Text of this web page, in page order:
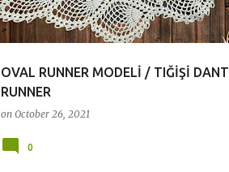
OVAL RUNNER MODELİ / TIĞİŞİ
RUNNER
on October 26, 2021
0